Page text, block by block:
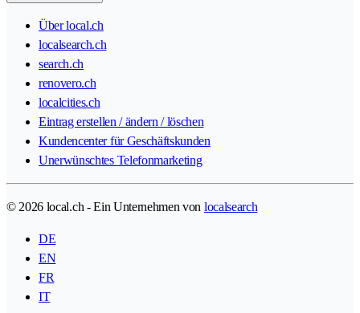
Über local.ch
localsearch.ch
search.ch
renovero.ch
localcities.ch
Eintrag erstellen / ändern / löschen
Kundencenter für Geschäftskunden
Unerwünschtes Telefonmarketing
© 2026 local.ch - Ein Unternehmen von localsearch
DE
EN
FR
IT